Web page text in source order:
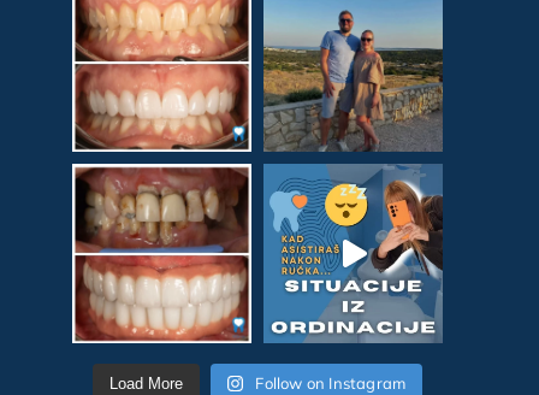
Load More Follow on Instagram